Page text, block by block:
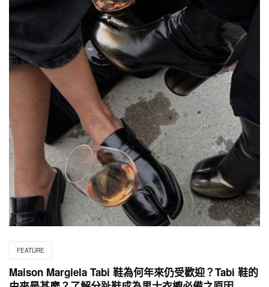
FEATURE
Maison Margiela Tabi 鞋為何年來仍受歡迎？Tabi 鞋的